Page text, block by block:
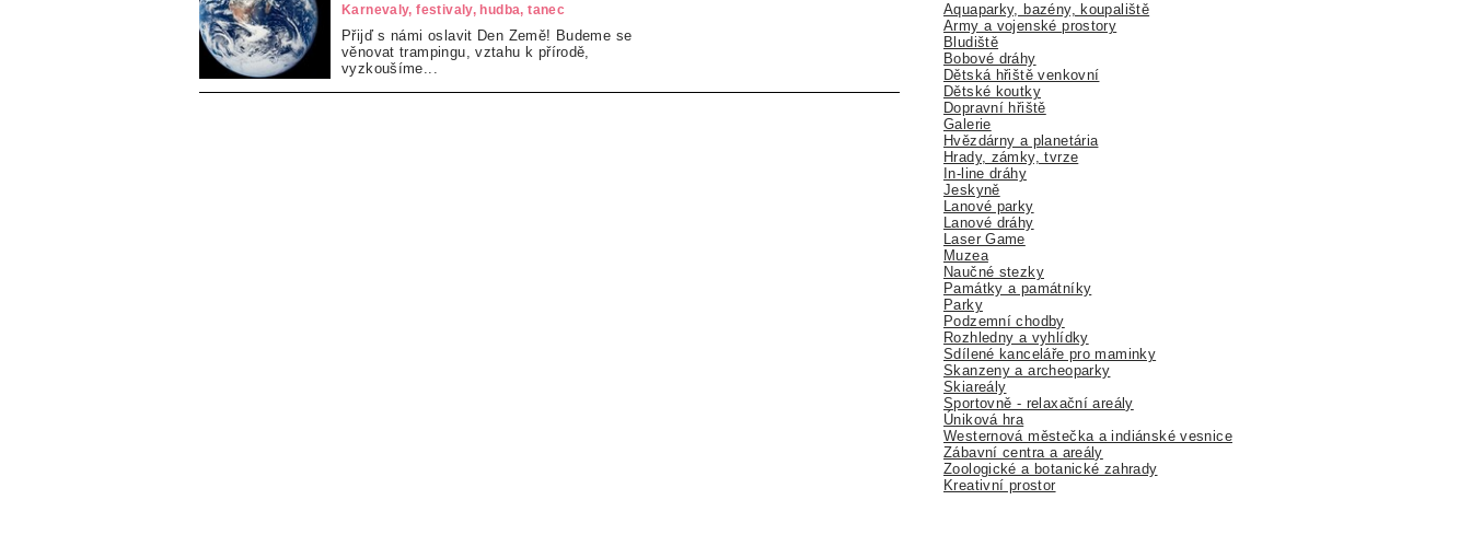
Karnevaly, festivaly, hudba, tanec
Přijď s námi oslavit Den Země! Budeme se
věnovat trampingu, vztahu k přírodě,
vyzkoušíme...
Aquaparky, bazény, koupaliště
Army a vojenské prostory
Bludiště
Bobové dráhy
Dětská hřiště venkovní
Dětské koutky
Dopravní hřiště
Galerie
Hvězdárny a planetária
Hrady, zámky, tvrze
In-line dráhy
Jeskyně
Lanové parky
Lanové dráhy
Laser Game
Muzea
Naučné stezky
Památky a památníky
Parky
Podzemní chodby
Rozhledny a vyhlídky
Sdílené kanceláře pro maminky
Skanzeny a archeoparky
Skiareály
Sportovně - relaxační areály
Úniková hra
Westernová městečka a indiánské vesnice
Zábavní centra a areály
Zoologické a botanické zahrady
Kreativní prostor